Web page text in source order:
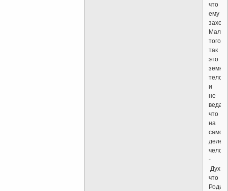
что
ему
Мало
того,
так
это
тело
и
не
что
на
самом
деле
-
Дух,
что